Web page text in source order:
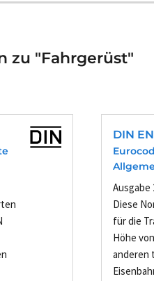
zu "Fahrgerüst"
DIN
Ausgabe
Diese
für die
Höhe
anderen